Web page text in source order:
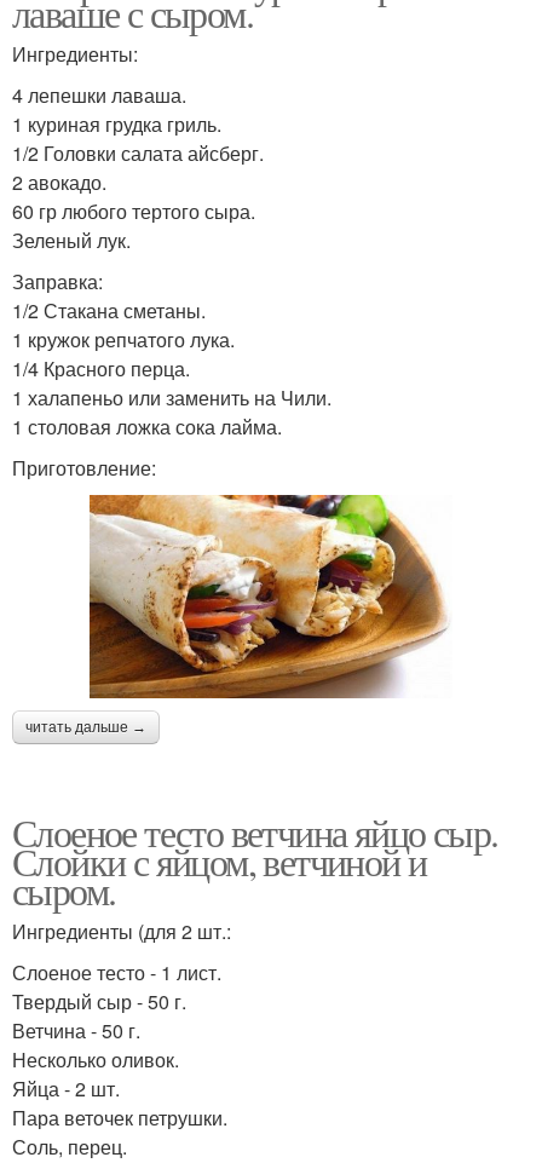
лаваше с сыром.
Ингредиенты:
4 лепешки лаваша.
1 куриная грудка гриль.
1/2 Головки салата айсберг.
2 авокадо.
60 гр любого тертого сыра.
Зеленый лук.
Заправка:
1/2 Стакана сметаны.
1 кружок репчатого лука.
1/4 Красного перца.
1 халапеньо или заменить на Чили.
1 столовая ложка сока лайма.
Приготовление:
читать дальше →
Слоеное тесто ветчина яйцо сыр.
Слойки с яйцом, ветчиной и
сыром.
Ингредиенты (для 2 шт.:
Слоеное тесто - 1 лист.
Твердый сыр - 50 г.
Ветчина - 50 г.
Несколько оливок.
Яйца - 2 шт.
Пара веточек петрушки.
Соль, перец.